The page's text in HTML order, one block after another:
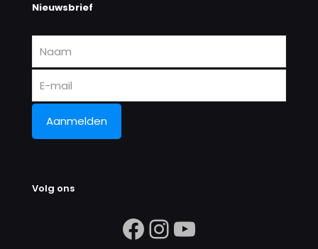
Nieuwsbrief
Volg ons
https://www.facebook.com/
Instagram
https://